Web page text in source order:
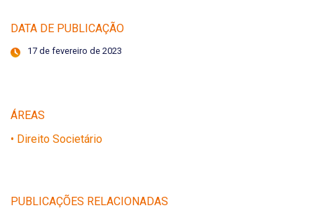
DATA DE PUBLICAÇÃO
17 de fevereiro de 2023
ÁREAS
• Direito Societário
PUBLICAÇÕES RELACIONADAS